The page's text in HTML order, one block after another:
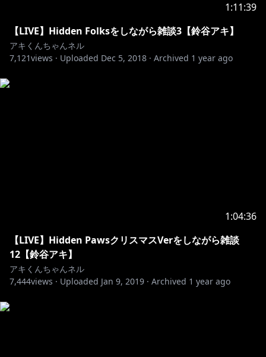
〒106-0032
東京都港区六本木7-18-18
住友不動産六本木通ビル2F incube内 いちから株式会社
1:11:39
【LIVE】Hidden Folksをしながら雑談3【鈴谷アキ】
アキくんちゃんネル
7,121views · Uploaded Dec 5, 2018 · Archived 1 year ago
1:04:36
【LIVE】Hidden PawsクリスマスVerをしながら雑談
12【鈴谷アキ】
アキくんちゃんネル
7,444views · Uploaded Jan 9, 2019 · Archived 1 year ago